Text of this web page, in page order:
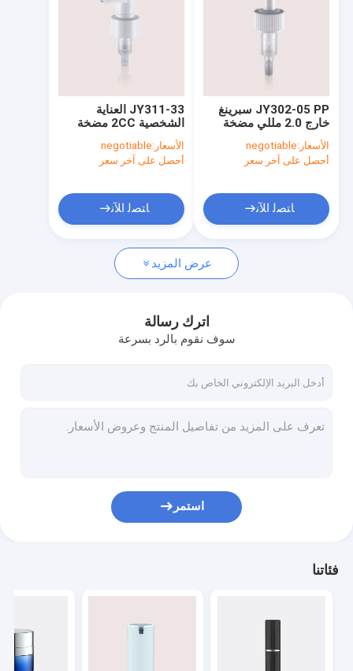
JY311-33 العناية
الشخصية 2CC مضخة
توزيع محلول PP القفل
الأسعار:negotiable
أحصل على آخر سعر
ﺎﺘﺼﻟ ﺍﻶﻧ
JY302-05 PP سبرينغ
خارج 2.0 مللي مضخة
موزع غسول الجرعة
الأسعار:negotiable
أحصل على آخر سعر
ﺎﺘﺼﻟ ﺍﻶﻧ
عرض المزيد
اترك رسالة
سوف نقوم بالرد بسرعة
استمر
فئاتنا